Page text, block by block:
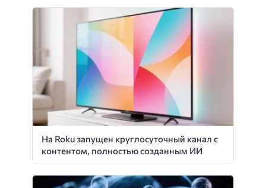
На Roku запущен круглосуточный канал с
контентом, полностью созданным ИИ